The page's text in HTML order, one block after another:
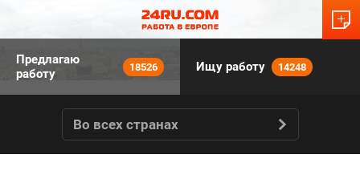
Предлагаю
работу
18526 Ищу работу 14248
Во всех странах